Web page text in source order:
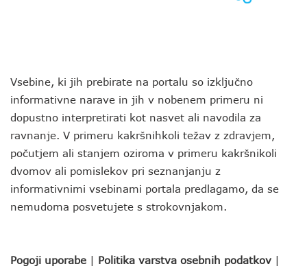
Vsebine, ki jih prebirate na portalu so izključno
informativne narave in jih v nobenem primeru ni
dopustno interpretirati kot nasvet ali navodila za
ravnanje. V primeru kakršnihkoli težav z zdravjem,
počutjem ali stanjem oziroma v primeru kakršnikoli
dvomov ali pomislekov pri seznanjanju z
informativnimi vsebinami portala predlagamo, da se
nemudoma posvetujete s strokovnjakom.
Pogoji uporabe | Politika varstva osebnih podatkov |